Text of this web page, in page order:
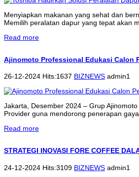
Menyiapkan makanan yang sehat dan
Memilih peralatan dapur yang tepat akan
Read more
Ajinomoto Professional Edukasi Calon
26-12-2024 Hits:1637 BIZNEWS admin1
Jakarta, Desember 2024 – Grup
Provider guna mendorong penerapan
Read more
STRATEGI INOVASI FORE COFFEE
24-12-2024 Hits:3109 BIZNEWS admin1